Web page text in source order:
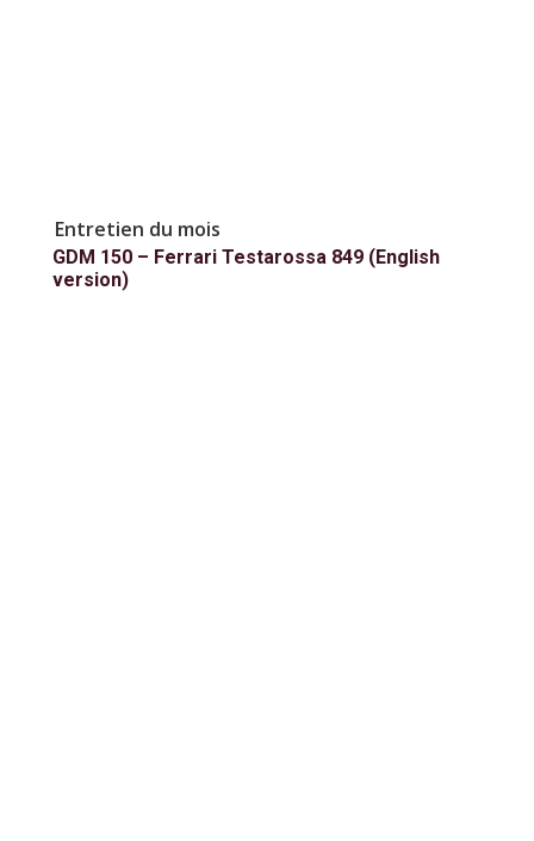
Entretien du mois
GDM 150 – Ferrari Testarossa 849 (English
version)